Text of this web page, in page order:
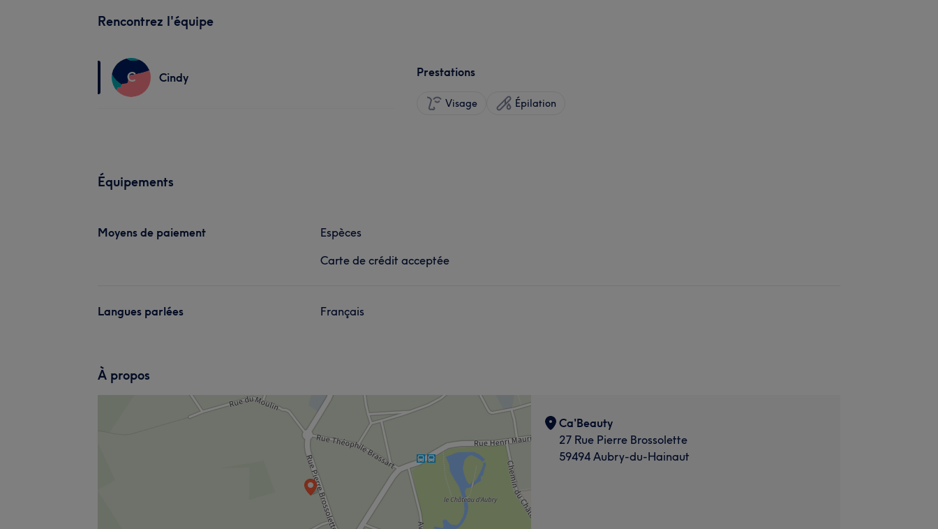
Rencontrez l'équipe
C Cindy Prestations
Visage Épilation
Équipements
Moyens de paiement
Espèces
Carte de crédit acceptée
Langues parlées Français
À propos
Ca'Beauty
27 Rue Pierre Brossolette
59494 Aubry-du-Hainaut